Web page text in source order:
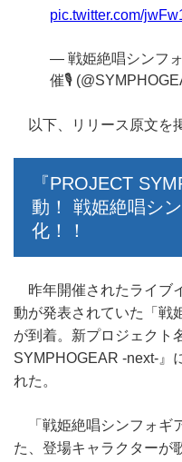
pic.twitter.com/
— 戦姫絶唱シンフ
催🎙
以下、リリース原文を
『PROJECT
動！ 戦姫絶唱シ
化！！
昨年開催されたライブ
動が発表されていた「戦
が到着。新プロジェクト
SYMPHOGEAR -next-』
れた。
「戦姫絶唱シンフォギ
た、登場キャラクターが